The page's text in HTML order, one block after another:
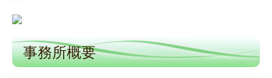
戦略販売・購買情報システム
事務所概要